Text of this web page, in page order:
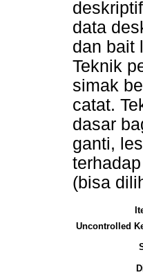
data
dan bait
Teknik
simak
catat.
dasar
ganti,
(bisa
Uncontrolled